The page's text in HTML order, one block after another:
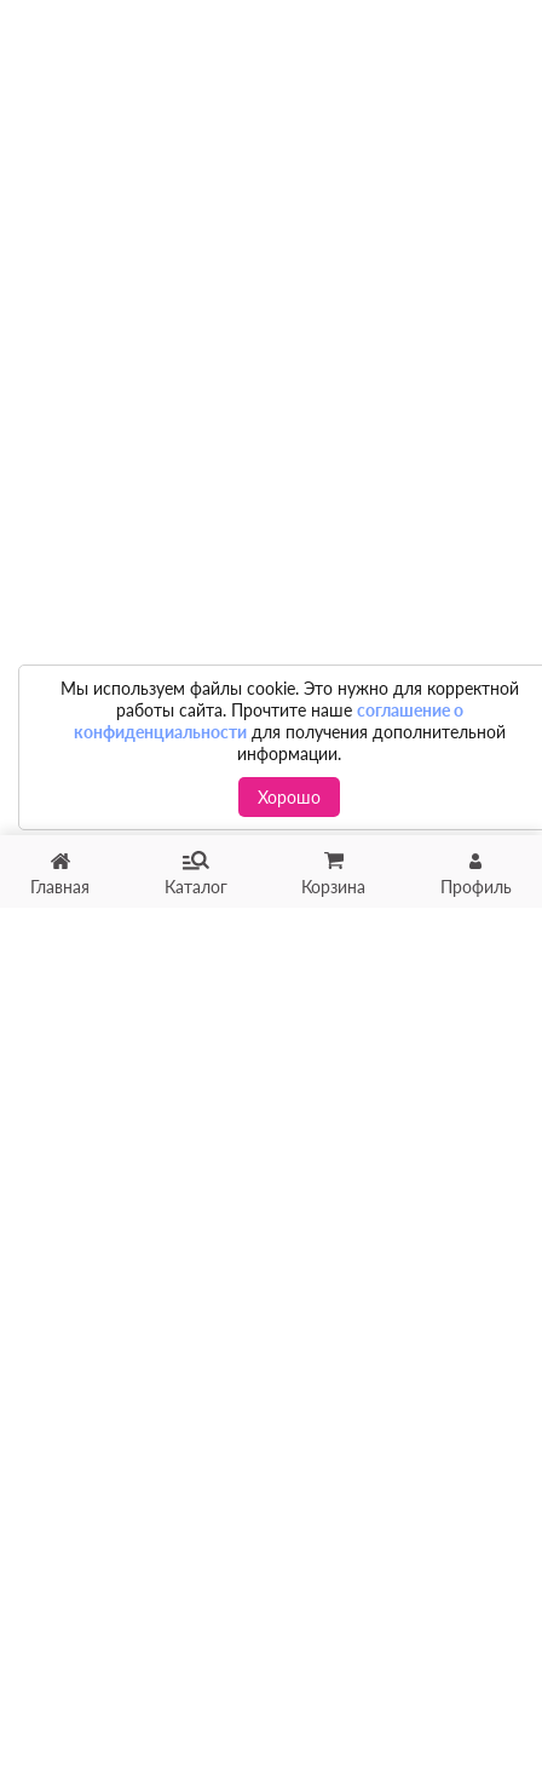
Главная Каталог Корзина Профиль
Мы используем файлы cookie. Это нужно для корректной
работы сайта. Прочтите наше соглашение о
конфиденциальностидля получения дополнительной
информации.
Хорошо